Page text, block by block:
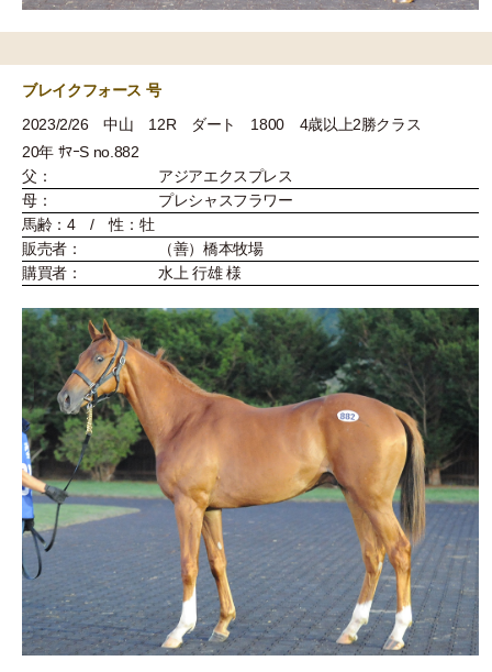
ブレイクフォース 号
2023/2/26 中山 12R ダート 1800 4歳以上2勝クラス
20年 ｻﾏｰS no.882
父：
アジアエクスプレス
母：
プレシャスフラワー
馬齢：4 / 性：牡
販売者：
（善）橋本牧場
購買者：
水上 行雄 様